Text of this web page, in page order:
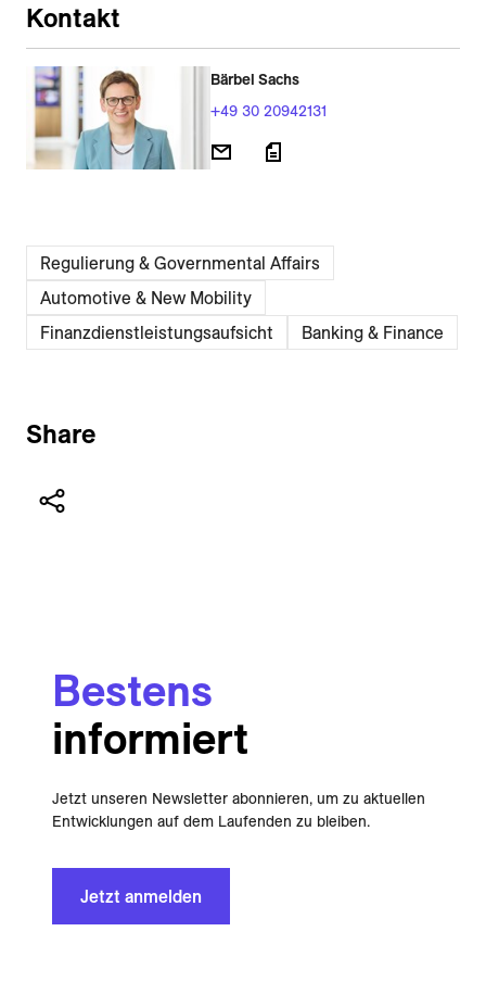
Kontakt
Bärbel Sachs
+49 30 20942131
Regulierung & Governmental Affairs
Automotive & New Mobility
Finanzdienstleistungsaufsicht
Banking & Finance
Share
Bestens
informiert
Jetzt unseren Newsletter abonnieren, um zu aktuellen
Entwicklungen auf dem Laufenden zu bleiben.
Jetzt anmelden